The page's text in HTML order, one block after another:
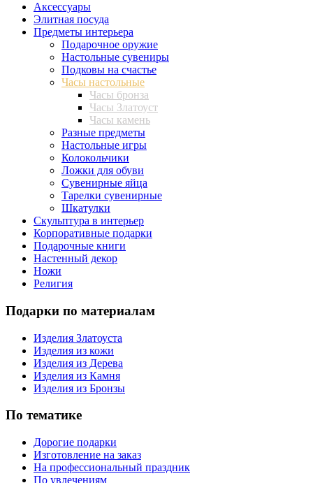
Аксессуары
Элитная посуда
Предметы интерьера
Подарочное оружие
Настольные сувениры
Подковы на счастье
Часы настольные
Часы бронза
Часы Златоуст
Часы камень
Разные предметы
Настольные игры
Колокольчики
Ложки для обуви
Сувенирные яйца
Тарелки сувенирные
Шкатулки
Скульптура в интерьер
Корпоративные подарки
Подарочные книги
Настенный декор
Ножи
Религия
Подарки по материалам
Изделия Златоуста
Изделия из кожи
Изделия из Дерева
Изделия из Камня
Изделия из Бронзы
По тематике
Дорогие подарки
Изготовление на заказ
На профессиональный праздник
По увлечениям